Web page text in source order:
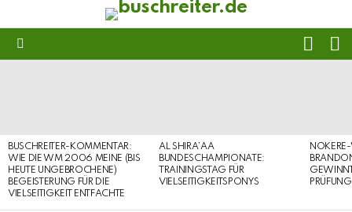
BUSCHREITER-KOMMENTAR:
WIE DIE WM 2006 MEINE (BIS
HEUTE UNGEBROCHENE)
BEGEISTERUNG FÜR DIE
VIELSEITIGKEIT ENTFACHTE
AL SHIRA’AA
BUNDESCHAMPIONATE:
TRAININGSTAG FÜR
VIELSEITIGKEITSPONYS
PRÜFUNG